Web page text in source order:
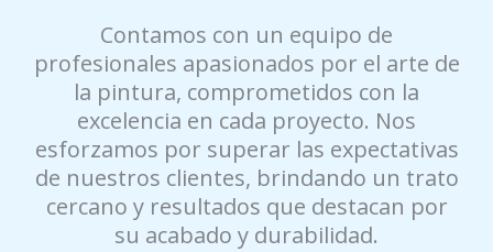
Contamos con un equipo de
profesionales apasionados por el arte de
la pintura, comprometidos con la
excelencia en cada proyecto. Nos
esforzamos por superar las expectativas
de nuestros clientes, brindando un trato
cercano y resultados que destacan por
su acabado y durabilidad.